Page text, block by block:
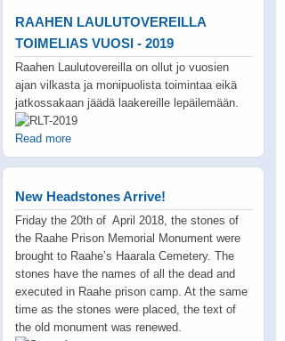
RAAHEN LAULUTOVEREILLA
TOIMELIAS VUOSI - 2019
Raahen Laulutovereilla on ollut jo vuosien
ajan vilkasta ja monipuolista toimintaa eikä
jatkossakaan jäädä laakereille lepäilemään.
Read more
New Headstones Arrive!
Friday the 20th of April 2018, the stones of
the Raahe Prison Memorial Monument were
brought to Raahe’s Haarala Cemetery. The
stones have the names of all the dead and
executed in Raahe prison camp. At the same
time as the stones were placed, the text of
the old monument was renewed.